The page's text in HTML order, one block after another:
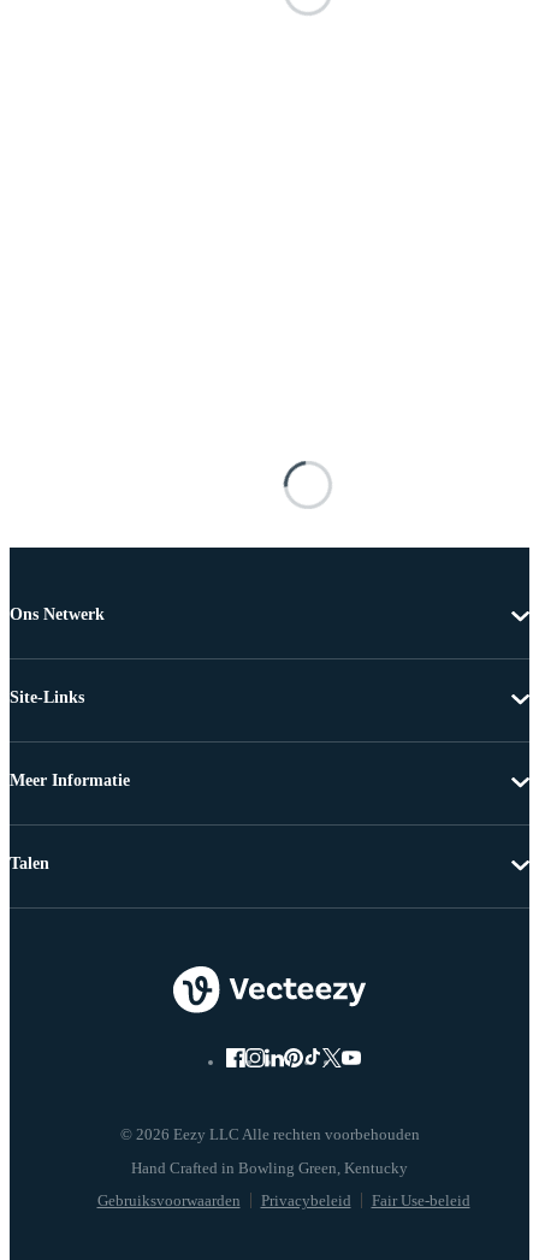
Ons Netwerk
Site-Links
Meer Informatie
© 2026 Eezy LLC Alle rechten voorbehouden
Gebruiksvoorwaarden Privacybeleid Fair Use-beleid
Talen